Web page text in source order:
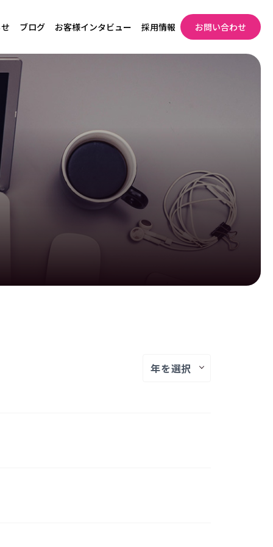
ブログ お客様インタビュー 採用情報 お問い合わせ